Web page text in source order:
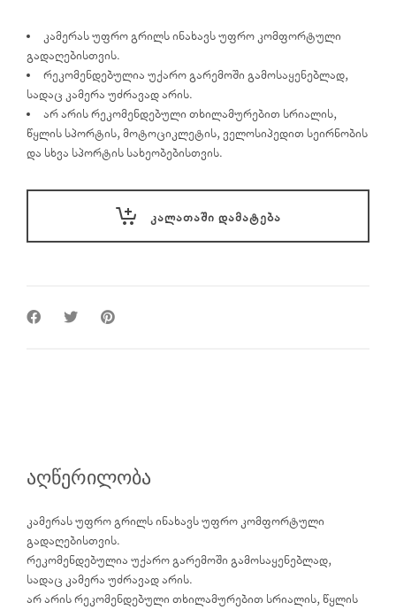
კამერას უფრო გრილს ინახავს უფრო კომფორტული
გადაღებისთვის.
რეკომენდებულია უქარო გარემოში გამოსაყენებლად,
სადაც კამერა უძრავად არის.
არ არის რეკომენდებული თხილამურებით სრიალის,
წყლის სპორტის, მოტოციკლეტის, ველოსიპედით სეირნობის
და სხვა სპორტის სახეობებისთვის.
ᲙᲐᲚᲐᲗᲐᲨᲘ ᲓᲐᲛᲐᲢᲔᲑᲐ
აღწერილობა
კამერას უფრო გრილს ინახავს უფრო კომფორტული
გადაღებისთვის.
რეკომენდებულია უქარო გარემოში გამოსაყენებლად,
სადაც კამერა უძრავად არის.
არ არის რეკომენდებული თხილამურებით სრიალის, წყლის